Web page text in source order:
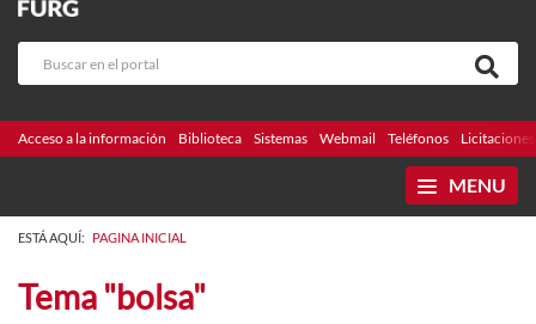
Acceso a la información Biblioteca Sistemas Webmail Teléfonos Licitaciones
MENU
ESTÁ AQUÍ: PAGINA INICIAL
Tema "bolsa"